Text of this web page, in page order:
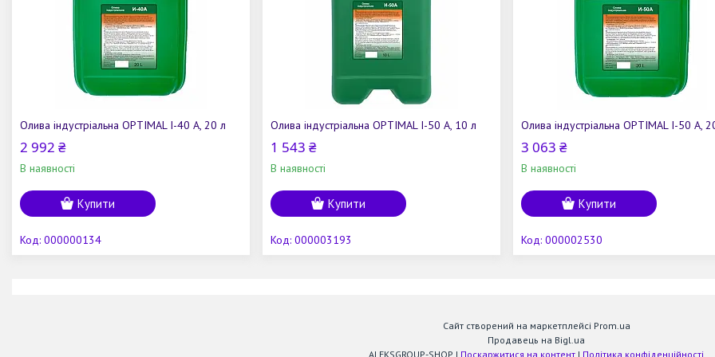
Олива індустріальна OPTIMAL І-40 А, 20 л
2 992 ₴
В наявності
Купити
000000134
Олива індустріальна OPTIMAL І-50 А, 10 л
1 543 ₴
В наявності
Купити
000003193
Олива індустріальна OPTIMAL І-50 А,
3 063 ₴
В наявності
Купити
000002530
Сайт створений на маркетплейсі Prom.ua
Продавець на Bigl.ua
ALEKSGROUP-SHOP | Поскаржитися на контент | Політика конфіденційності